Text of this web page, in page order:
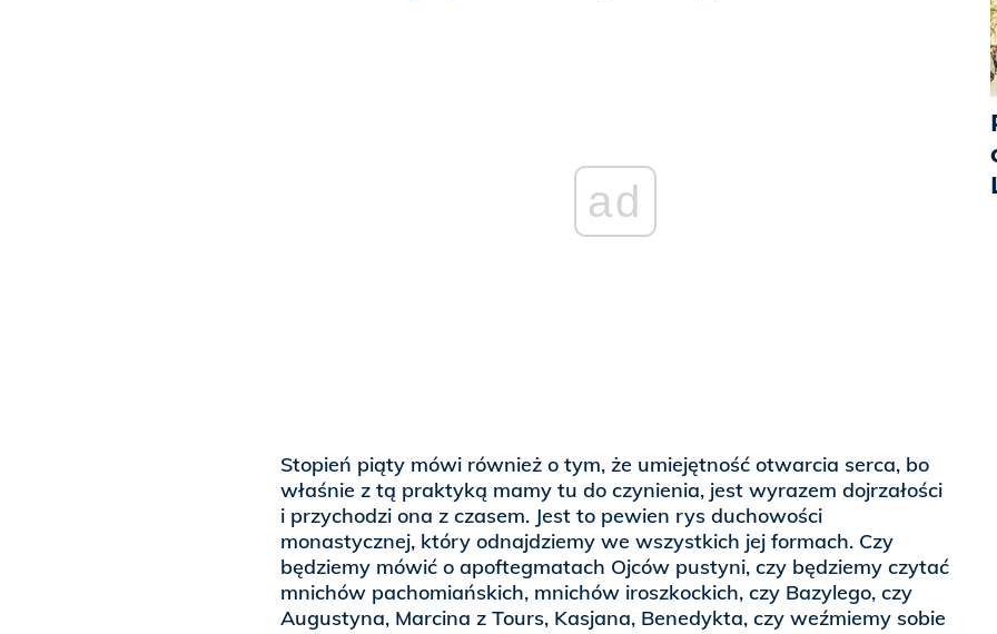
ad
Stopień piąty mówi również o tym, że umiejętność otwarcia serca, bo
właśnie z tą praktyką mamy tu do czynienia, jest wyrazem dojrzałości
i przychodzi ona z czasem. Jest to pewien rys duchowości
monastycznej, który odnajdziemy we wszystkich jej formach. Czy
będziemy mówić o apoftegmatach Ojców pustyni, czy będziemy czytać
mnichów pachomiańskich, mnichów iroszkockich, czy Bazylego, czy
Augustyna, Marcina z Tours, Kasjana, Benedykta, czy weźmiemy sobie